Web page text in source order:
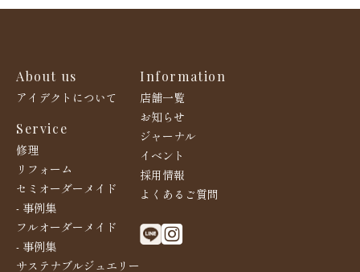
About us
アイデクトについて
Service
修理
リフォーム
セミオーダーメイド
- 事例集
フルオーダーメイド
- 事例集
サステナブルジュエリー
Information
店舗一覧
お知らせ
ジャーナル
イベント
採用情報
よくあるご質問